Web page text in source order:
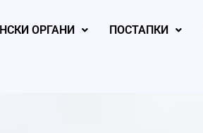
ОРГАНИ ПОСТАПКИ